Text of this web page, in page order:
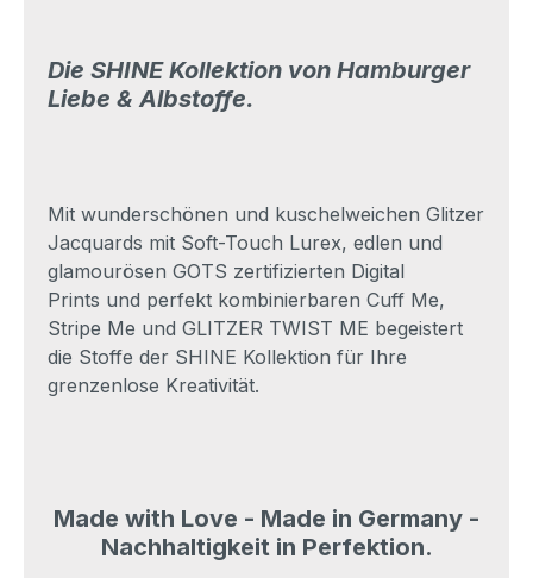
Die SHINE Kollektion von Hamburger
Liebe & Albstoffe.
Mit wunderschönen und kuschelweichen Glitzer
Jacquards mit Soft-Touch Lurex, edlen und
glamourösen GOTS zertifizierten Digital
Prints und perfekt kombinierbaren Cuff Me,
Stripe Me und GLITZER TWIST ME begeistert
die Stoffe der SHINE Kollektion für Ihre
grenzenlose Kreativität.
Made with Love - Made in Germany -
Nachhaltigkeit in Perfektion.